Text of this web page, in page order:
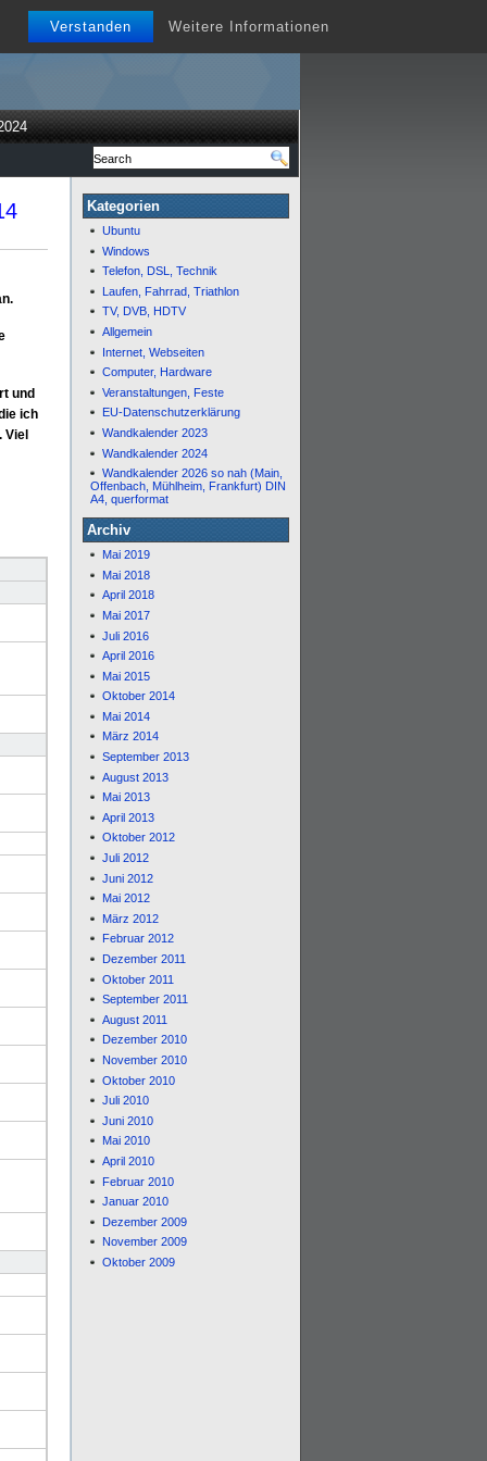
Verstanden Weitere Informationen
und
ich
Kategorien
Ubuntu
Windows
Telefon, DSL, Technik
Laufen, Fahrrad, Triathlon
TV, DVB, HDTV
Allgemein
Internet, Webseiten
Computer, Hardware
Veranstaltungen, Feste
EU-Datenschutzerklärung
Wandkalender 2023
Wandkalender 2024
Wandkalender 2026 so nah (Main,
Offenbach, Mühlheim, Frankfurt) DIN
A4, querformat
Archiv
Mai 2019
Mai 2018
April 2018
Mai 2017
Juli 2016
April 2016
Mai 2015
Oktober 2014
Mai 2014
März 2014
September 2013
August 2013
Mai 2013
April 2013
Oktober 2012
Juli 2012
Juni 2012
Mai 2012
März 2012
Februar 2012
Dezember 2011
Oktober 2011
September 2011
August 2011
Dezember 2010
November 2010
Oktober 2010
Juli 2010
Juni 2010
Mai 2010
April 2010
Februar 2010
Januar 2010
Dezember 2009
November 2009
Oktober 2009